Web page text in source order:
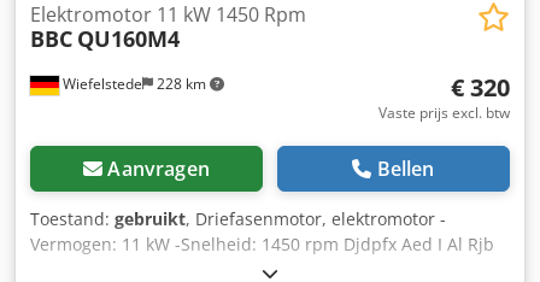
Wiefelstede 228 km
Elektromotor 11 kW 1450 Rpm
BBC QU160M4
€ 320
Vaste prijs excl. btw
Aanvragen Bellen
Toestand: gebruikt, Driefasenmotor, elektromotor -
Vermogen: 11 kW -Snelheid: 1450 rpm Djdpfx Aed I Al Rjb
Dskr -Aas: Ø 42 x 110 mm -Bouw: B3 -Beschermingsklasse: